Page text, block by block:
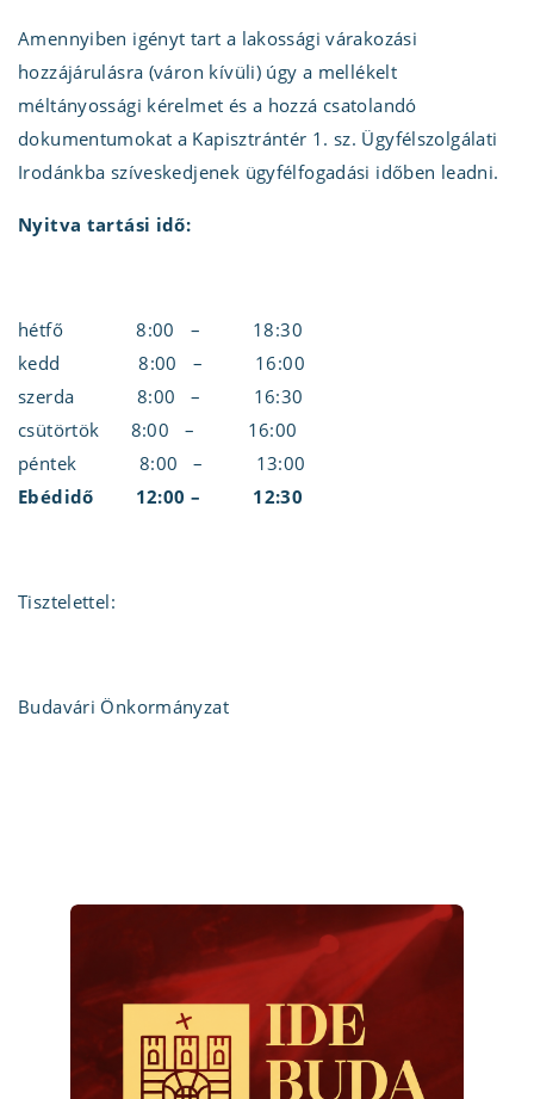
Amennyiben igényt tart a lakossági várakozási
hozzájárulásra (váron kívüli) úgy a mellékelt
méltányossági kérelmet és a hozzá csatolandó
dokumentumokat a Kapisztrántér 1. sz. Ügyfélszolgálati
Irodánkba szíveskedjenek ügyfélfogadási időben leadni.
Nyitva tartási idő:
hétfő 8:00 – 18:30
kedd 8:00 – 16:00
szerda 8:00 – 16:30
csütörtök 8:00 – 16:00
péntek 8:00 – 13:00
Ebédidő 12:00 – 12:30
Tisztelettel:
Budavári Önkormányzat